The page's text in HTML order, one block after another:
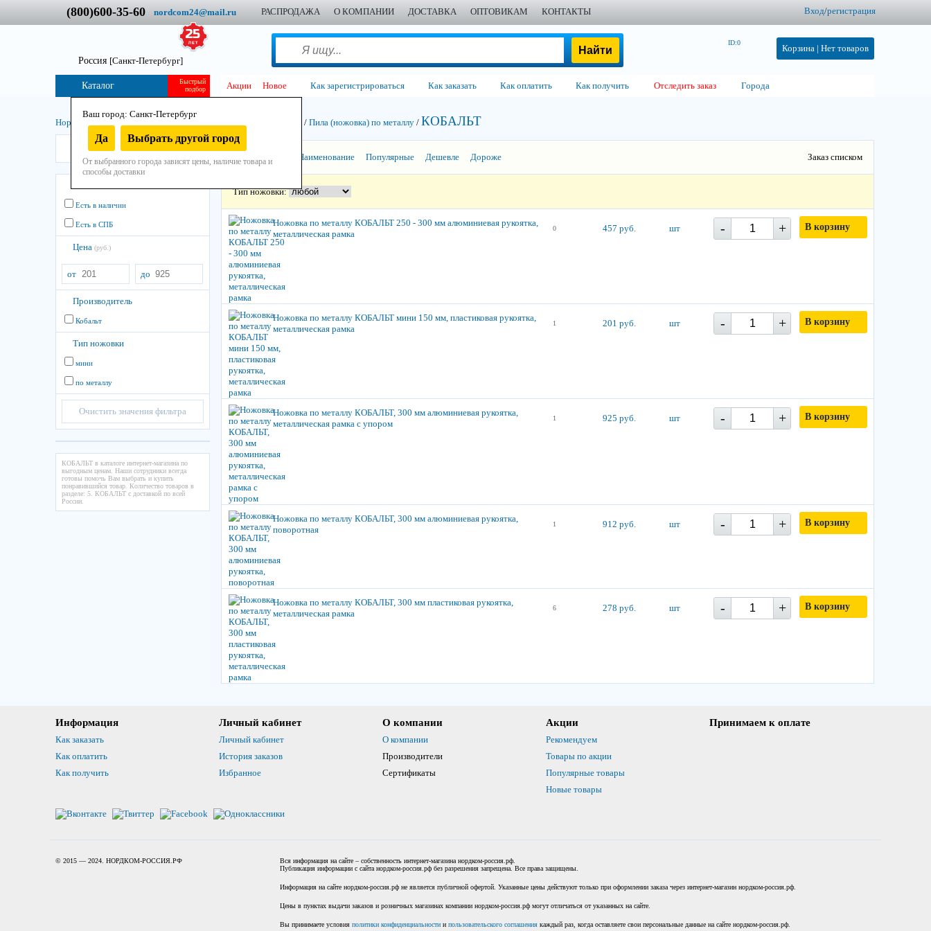
(800)600-35-60 nordcom24@mail.ru РАСПРОДАЖА О КОМПАНИИ ДОСТАВКА ОПТОВИКАМ КОНТАКТЫ Вход/регистрация
Россия [Санкт-Петербург]
Ваш город: Санкт-Петербург
Да Выбрать другой город
От выбранного города зависят цены, наличие товара и
способы доставки
Корзина | Нет товаров
ID:0
Быстрый
подбор
Каталог Акции Новое Как зарегистрироваться Как заказать Как оплатить Как получить Отследить заказ Города
Нордком Инструмент Ручной / Столярный / Пила (ножовка) по металлу / КОБАЛЬТ
КОБАЛЬТ
Есть в наличии
Есть в СПБ
Цена (руб.)
от до
Производитель
Кобальт
Тип ножовки
мини
по металлу
Очистить значения фильтра
КОБАЛЬТ в каталоге интернет-магазина по
выгодным ценам. Наши сотрудники всегда
готовы помочь Вам выбрать и купить
понравившийся товар. Количество товаров в
разделе: 5. КОБАЛЬТ с доставкой по всей
России.
Наименование Популярные Дешевле Дороже Заказ списком
Тип ножовки:
Ножовка по металлу КОБАЛЬТ 250 - 300 мм алюминиевая рукоятка,
металлическая рамка
0 457 руб. шт - + В корзину
Ножовка по металлу КОБАЛЬТ мини 150 мм, пластиковая рукоятка,
металлическая рамка
1 201 руб. шт - + В корзину
Ножовка по металлу КОБАЛЬТ, 300 мм алюминиевая рукоятка,
металлическая рамка с упором
1 925 руб. шт - + В корзину
Ножовка по металлу КОБАЛЬТ, 300 мм алюминиевая рукоятка,
поворотная
1 912 руб. шт - + В корзину
Ножовка по металлу КОБАЛЬТ, 300 мм пластиковая рукоятка,
металлическая рамка
6 278 руб. шт - + В корзину
Информация
Как заказать
Как оплатить
Как получить
Личный кабинет
Личный кабинет
История заказов
Избранное
О компании
О компании
Производители
Сертификаты
Акции
Рекомендуем
Товары по акции
Популярные товары
Новые товары
Принимаем к оплате
© 2015 — 2024. НОРДКОМ-РОССИЯ.РФ
Вся информация на сайте – собственность интернет-магазина нордком-россия.рф.
Публикация информации с сайта нордком-россия.рф без разрешения запрещена. Все права защищены.
Информация на сайте нордком-россия.рф не является публичной офертой. Указанные цены действуют только при оформлении заказа через интернет-магазин нордком-россия.рф.
Цены в пунктах выдачи заказов и розничных магазинах компании нордком-россия.рф могут отличаться от указанных на сайте.
Вы принимаете условия политики конфиденциальности и пользовательского соглашения каждый раз, когда оставляете свои персональные данные на сайте нордком-россия.рф.